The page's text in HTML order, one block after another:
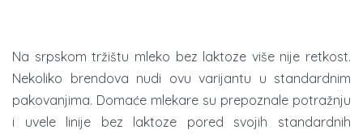
Na srpskom tržištu mleko bez laktoze više nije retkost.
Nekoliko brendova nudi ovu varijantu u standardnim
pakovanjima. Domaće mlekare su prepoznale potražnju
i uvele linije bez laktoze pored svojih standardnih